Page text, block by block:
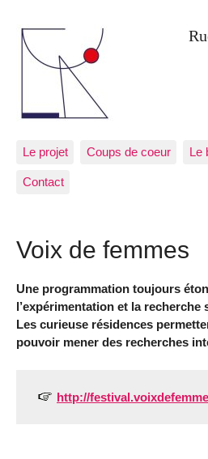
Le projet Coups de coeur Le
Contact
Voix de femmes
Une programmation toujours
l’expérimentation et la recherche
Les curieuse résidences
pouvoir mener des recherches
http://